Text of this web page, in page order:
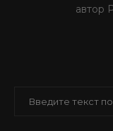
автор